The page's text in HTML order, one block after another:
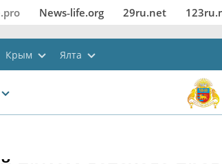
News‑life.org 29ru.net
Крым Ялта